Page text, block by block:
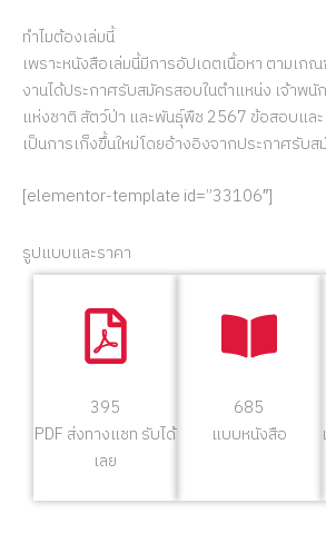
ทำไมต้องเล่มนี้
เพราะหนังสือเล่มนี้มีการอัปเดตเนื้อหา ตามเก
งานได้ประกาศรับสมัครสอบในตำแหน่ง เจ้าพ
แห่งชาติ สัตว์ป่า และพันธุ์พืช 2567 ข้อสอบแล
เป็นการเก็งขึ้นใหม่โดยอ้างอิงจากประกาศรับ
[elementor-template id=”33106″]
รูปแบบและราคา
395
PDF ส่งทางแชท รับได้
เลย
685
แบบหนังสือ